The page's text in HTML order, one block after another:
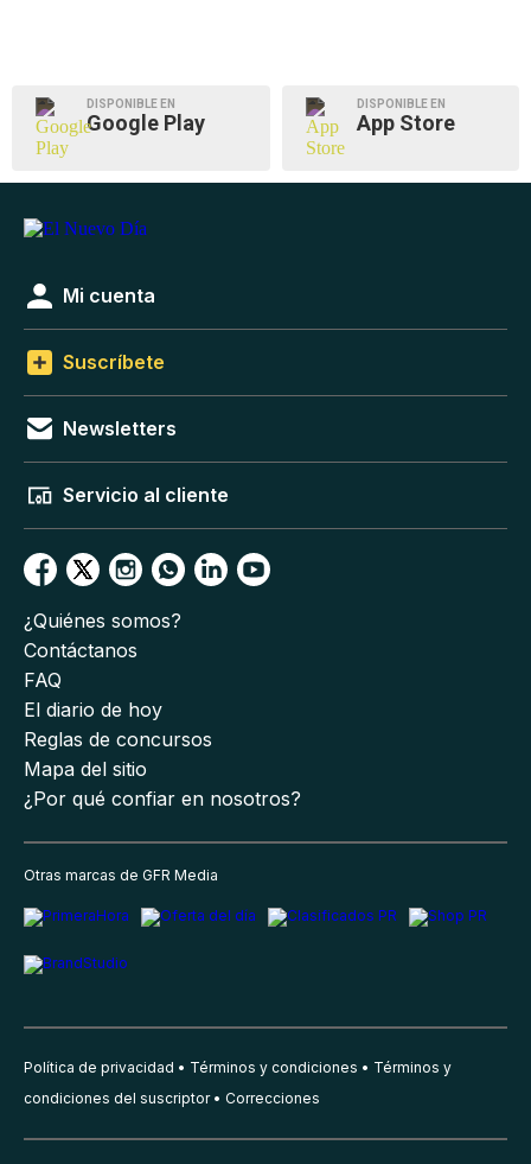
DISPONIBLE EN
Google Play
DISPONIBLE EN
App Store
Mi cuenta
Suscríbete
Newsletters
Servicio al cliente
¿Quiénes somos?
Contáctanos
FAQ
El diario de hoy
Reglas de concursos
Mapa del sitio
¿Por qué confiar en nosotros?
Otras marcas de GFR Media
Política de privacidad Términos y condiciones
Términos y
condiciones del suscriptor
Correcciones